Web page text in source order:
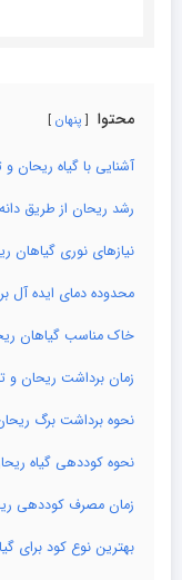
محتوا پنهان
آشنایی با گیاه
رشد ریحان از طریق
نیازهای نوری
محدوده دمای ایده آل
خاک مناسب گیاهان
زمان برداشت ریحان
نحوه برداشت برگ
نحوه کوددهی گیاه
زمان مصرف کوددهی
بهترین نوع کود برای